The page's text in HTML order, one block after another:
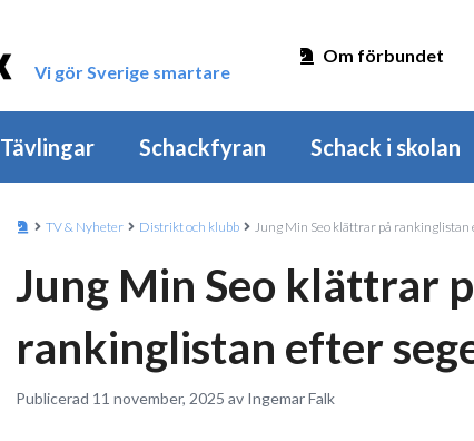
Vi gör Sverige smartare
Om förbundet
Tävlingar Schackfyran Schack i skolan
TV & Nyheter Distrikt och klubb Jung Min Seo klättrar på rankinglistan
Jung Min Seo klättrar
rankinglistan efter
Publicerad 11 november, 2025 av Ingemar Falk